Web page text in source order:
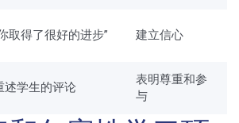
取得了很好的进步” 建立信心
述学生的评论
表明尊重和参
与